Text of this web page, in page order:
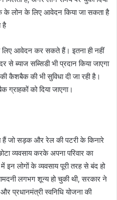
लोन के लिए आवेदन किया जा सकता है
है
आवेदन कर सकते हैं। इतना ही नहीं
ब्याज सब्सिडी भी प्रदान किया जाएगा
कैशबैक की भी सुविधा दी जा रही है।
को दिया जाएगा।
हैं जो सड़क और रेल की पटरी के किनारे
व्यवसाय करके अपना परिवार का
लोगों के व्यवसाय पूरी तरह से बंद हो
लगभग शून्य हो चुकी थी, सरकार ने
प्रधानमंत्री स्वनिधि योजना की